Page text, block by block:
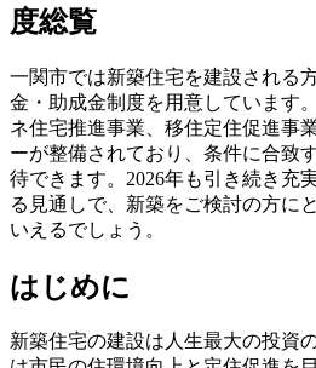
度総覧
一関市では新築住宅を建設される
金・助成金制度を用意しています
ネ住宅推進事業、移住定住促進事
ーが整備されており、条件に合致
待できます。2026年も引き続き充
る見通しで、新築をご検討の方に
いえるでしょう。
はじめに
新築住宅の建設は人生最大の投資